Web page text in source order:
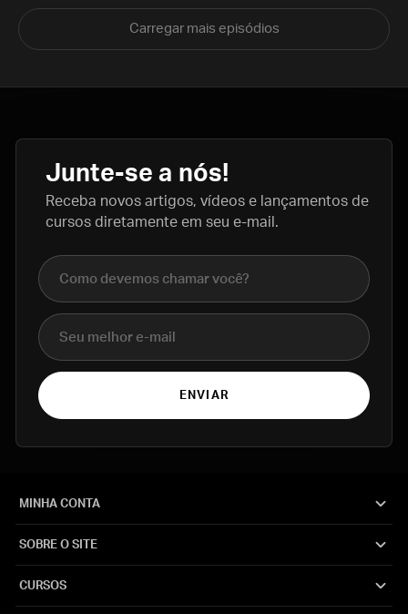
Carregar mais episódios
Junte-se a nós!
Receba novos artigos, vídeos e lançamentos de
cursos diretamente em seu e-mail.
Nome completo
E-mail
ENVIAR
MINHA CONTA
SOBRE O SITE
CURSOS